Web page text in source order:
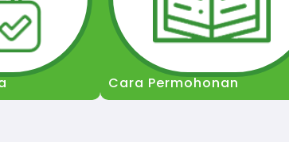
Cara Permohonan